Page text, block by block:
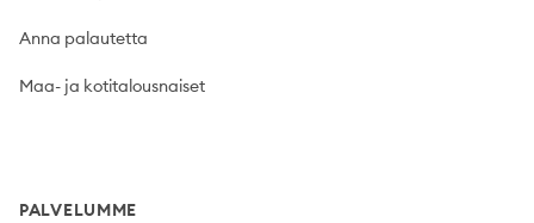
Anna palautetta
Maa- ja kotitalousnaiset
PALVELUMME